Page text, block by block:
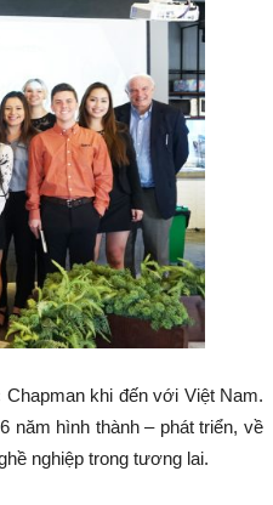
khi đến với Việt Nam.
năm hình thành – phát triển, về
nghiệp trong tương lai.